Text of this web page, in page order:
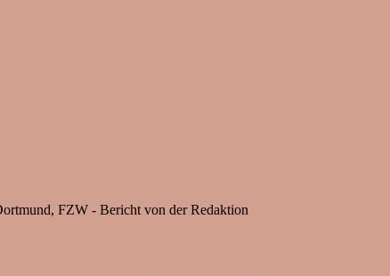
FZW - Bericht von der Redaktion